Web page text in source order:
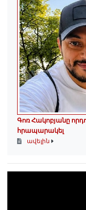
Գոռ Հակոբյանը
հրապարակել
ավելին